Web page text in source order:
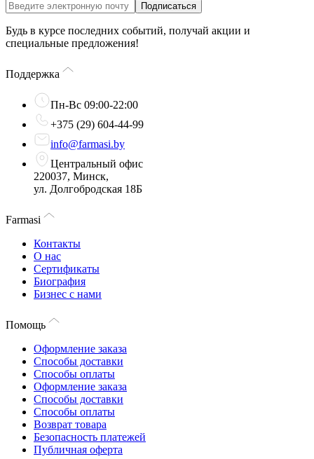
Подписаться
Будь в курсе последних событий, получай акции и
специальные предложения!
Поддержка
Пн-Вс 09:00-22:00
+375 (29) 604-44-99
info@farmasi.by
Центральный офис
220037, Минск,
ул. Долгобродская 18Б
Farmasi
Контакты
О нас
Сертификаты
Биография
Бизнес с нами
Помощь
Оформление заказа
Способы доставки
Способы оплаты
Оформление заказа
Способы доставки
Способы оплаты
Возврат товара
Безопасность платежей
Публичная оферта